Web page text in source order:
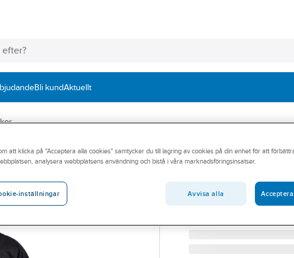
Bli kundAktuellt
TENSON
Regnjacka
REGNJACKA TENSON
Artikelnummer:
142982
att klicka på "Acceptera alla cookies" samtycker du till lagring av cookies på din enhet för att
analysera webbplatsens användning och bistå i våra marknadsföringsinsatser.
inställningar Avvisa alla